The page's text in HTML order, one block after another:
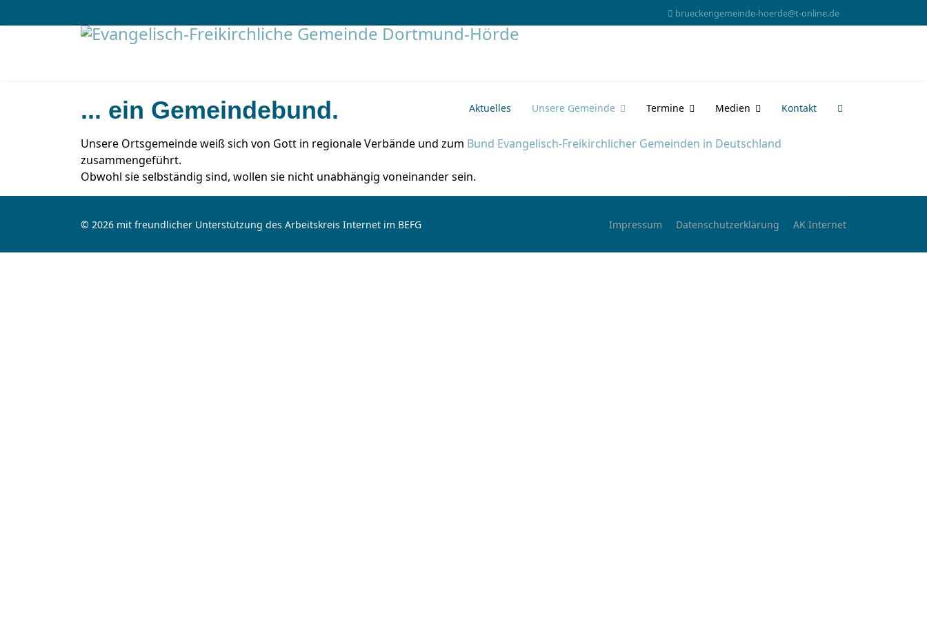
brueckengemeinde-hoerde@t-online.de
Aktuelles Unsere Gemeinde Termine Medien Kontakt
... ein Gemeindebund.
Unsere Ortsgemeinde weiß sich von Gott in regionale Verbände und zum Bund Evangelisch-Freikirchlicher Gemeinden in Deutschland
zusammengeführt.
Obwohl sie selbständig sind, wollen sie nicht unabhängig voneinander sein.
© 2026 mit freundlicher Unterstützung des Arbeitskreis Internet im BEFG Impressum Datenschutzerklärung AK Internet